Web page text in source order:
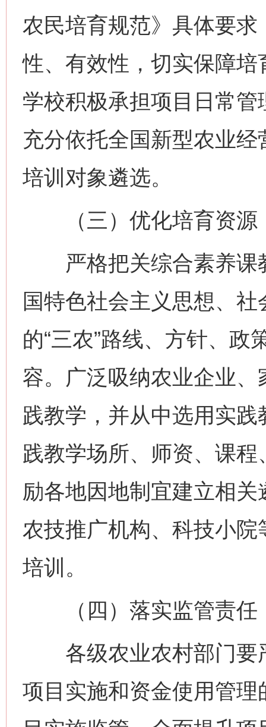
农民培育规范》具体要
性、有效性，切实保障
学校积极承担项目日常
充分依托全国新型农业
培训对象遴选。
（三）优化培育资源
严格把关综合素养课
国特色社会主义思想、
的“三农”路线、方针、
容。广泛吸纳农业企业
践教学，并从中选用实
践教学场所、师资、课
励各地因地制宜建立相
农技推广机构、科技小
培训。
（四）落实监管责任
各级农业农村部门要
项目实施和资金使用管